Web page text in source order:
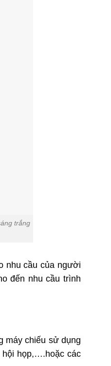
trắng
nhu cầu của người
đến nhu cầu trình
máy chiếu sử dụng
hội họp,….hoặc các